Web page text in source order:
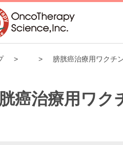
膀胱癌治療用ワクチ
癌治療用ワ